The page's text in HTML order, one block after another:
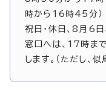
時から16時45分）
祝日・休日、8月6
窓口へは、17時ま
します。（ただし、